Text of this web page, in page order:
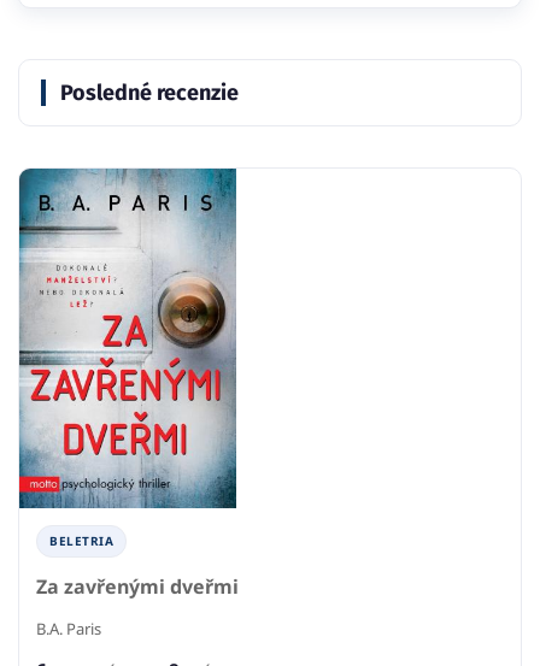
Posledné recenzie
BELETRIA
Za zavřenými dveřmi
B.A. Paris